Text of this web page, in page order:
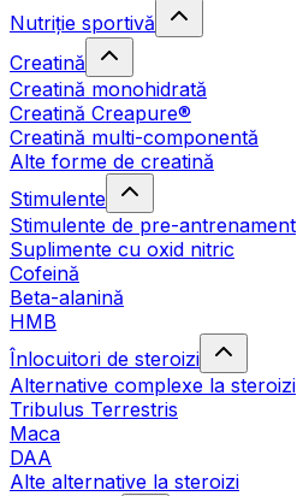
Nutriție sportivă
Creatină
Creatină monohidrată
Creatină Creapure®
Creatină multi-componentă
Alte forme de creatină
Stimulente
Stimulente de pre-antrenament
Suplimente cu oxid nitric
Cofeină
Beta-alanină
HMB
Înlocuitori de steroizi
Alternative complexe la steroizi
Tribulus Terrestris
Maca
DAA
Alte alternative la steroizi